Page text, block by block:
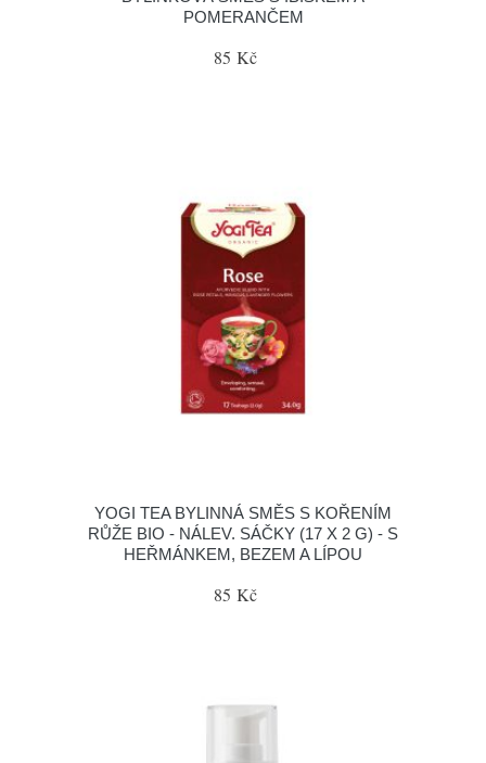
POMERANČEM
85 Kč
YOGI TEA BYLINNÁ SMĚS S KOŘENÍM
RŮŽE BIO - NÁLEV. SÁČKY (17 X 2 G) - S
HEŘMÁNKEM, BEZEM A LÍPOU
85 Kč